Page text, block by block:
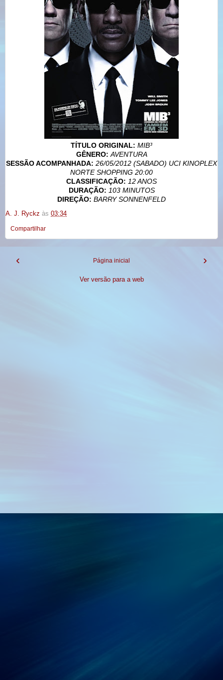
TÍTULO ORIGINAL: MIB³
GÊNERO: AVENTURA
SESSÃO ACOMPANHADA: 26/05/2012 (SABADO) UCI KINOPLEX
NORTE SHOPPING 20:00
CLASSIFICAÇÃO: 12 ANOS
DURAÇÃO: 103 MINUTOS
DIREÇÃO: BARRY SONNENFELD
A. J. Ryckz às 03:34
Compartilhar
‹ ›
Página inicial
Ver versão para a web